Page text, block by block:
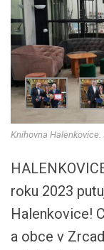
Knihovna
roku 2023
Halenkovice!
a obce v